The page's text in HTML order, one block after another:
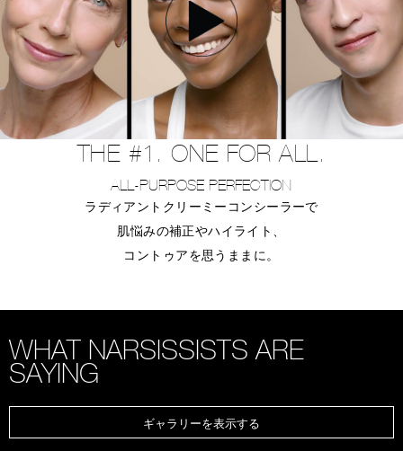
THE #1. ONE FOR ALL.
ALL-PURPOSE PERFECTION
ラディアントクリーミーコンシーラーで
肌悩みの補正やハイライト、
コントゥアを思うままに。
WHAT NARSISSISTS ARE
SAYING
ギャラリーを表示する